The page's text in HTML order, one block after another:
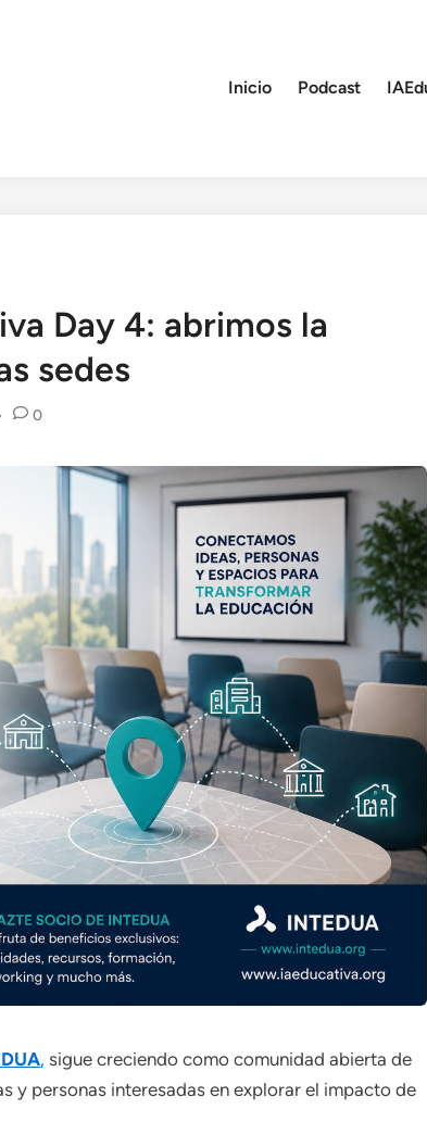
Inicio
Podcast
Day 4: abrimos la
sedes
0
, sigue creciendo como comunidad abierta de
y personas interesadas en explorar el impacto de